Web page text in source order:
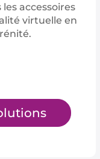
accessoires
virtuelle en